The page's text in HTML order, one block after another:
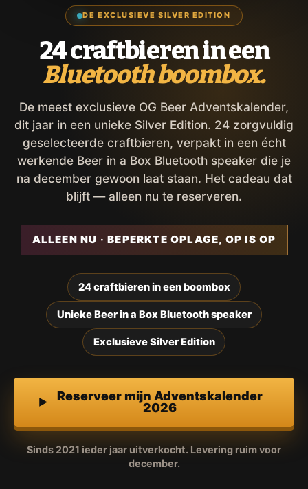
DE EXCLUSIEVE SILVER EDITION
24 craftbieren in een
Bluetooth boombox.
De meest exclusieve OG Beer Adventskalender,
dit jaar in een unieke Silver Edition. 24 zorgvuldig
geselecteerde craftbieren, verpakt in een écht
werkende Beer in a Box Bluetooth speaker die je
na december gewoon laat staan. Het cadeau dat
blijft — alleen nu te reserveren.
ALLEEN NU · BEPERKTE OPLAGE, OP IS OP
24 craftbieren in een boombox
Unieke Beer in a Box Bluetooth speaker
Exclusieve Silver Edition
Reserveer mijn Adventskalender
2026
Sinds 2021 ieder jaar uitverkocht. Levering ruim voor
december.